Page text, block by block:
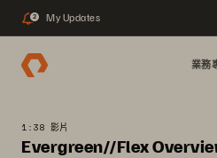
2 My Updates
業務
1:38 影片
Evergreen//Flex